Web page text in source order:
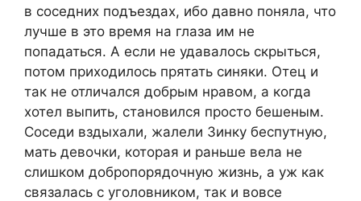
в соседних подъездах, ибо давно поняла, что
лучше в это время на глаза им не
попадаться. А если не удавалось скрыться,
потом приходилось прятать синяки. Отец и
так не отличался добрым нравом, а когда
хотел выпить, становился просто бешеным.
Соседи вздыхали, жалели Зинку беспутную,
мать девочки, которая и раньше вела не
слишком добропорядочную жизнь, а уж как
связалась с уголовником, так и вовсе